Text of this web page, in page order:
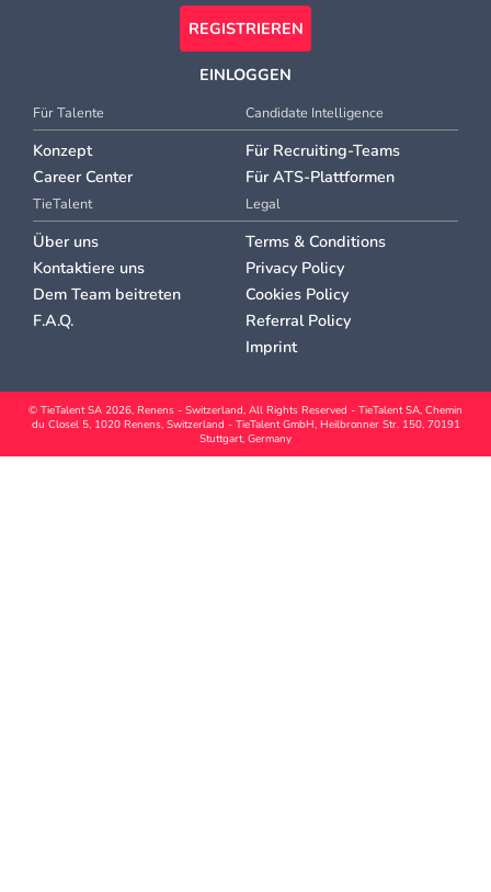
REGISTRIEREN
EINLOGGEN
Für Talente
Konzept
Career Center
Candidate Intelligence
Für Recruiting-Teams
Für ATS-Plattformen
TieTalent
Über uns
Kontaktiere uns
Dem Team beitreten
F.A.Q.
Legal
Terms & Conditions
Privacy Policy
Cookies Policy
Referral Policy
Imprint
© TieTalent SA 2026, Renens - Switzerland, All Rights Reserved - TieTalent SA, Chemin
du Closel 5, 1020 Renens, Switzerland - TieTalent GmbH, Heilbronner Str. 150, 70191
Stuttgart, Germany